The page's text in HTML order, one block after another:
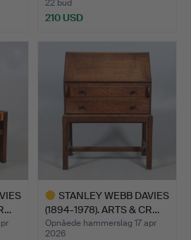
22 bud
210 USD
STANLEY WEBB DAVIES
(1894-1978). ARTS & CR…
Opnåede hammerslag 17 apr
2026